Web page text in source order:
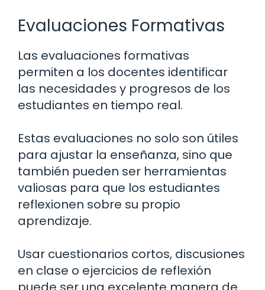
Evaluaciones Formativas
Las evaluaciones formativas
permiten a los docentes identificar
las necesidades y progresos de los
estudiantes en tiempo real.
Estas evaluaciones no solo son útiles
para ajustar la enseñanza, sino que
también pueden ser herramientas
valiosas para que los estudiantes
reflexionen sobre su propio
aprendizaje.
Usar cuestionarios cortos, discusiones
en clase o ejercicios de reflexión